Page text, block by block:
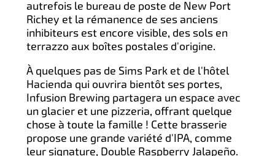
autrefois le bureau de poste de New Port
Richey et la rémanence de ses anciens
inhibiteurs est encore visible, des sols en
terrazzo aux boîtes postales d'origine.
À quelques pas de Sims Park et de l'hôtel
Hacienda qui ouvrira bientôt ses portes,
Infusion Brewing partagera un espace avec
un glacier et une pizzeria, offrant quelque
chose à toute la famille ! Cette brasserie
propose une grande variété d'IPA, comme
leur signature, Double Raspberry Jalapeño.